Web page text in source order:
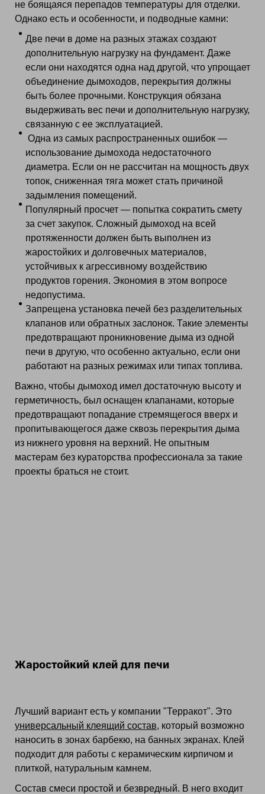
не боящаяся перепадов температуры для отделки.
Однако есть и особенности, и подводные камни:
Две печи в доме на разных этажах создают
дополнительную нагрузку на фундамент. Даже
если они находятся одна над другой, что упрощает
объединение дымоходов, перекрытия должны
быть более прочными. Конструкция обязана
выдерживать вес печи и дополнительную нагрузку,
связанную с ее эксплуатацией.
Одна из самых распространенных ошибок —
использование дымохода недостаточного
диаметра. Если он не рассчитан на мощность двух
топок, сниженная тяга может стать причиной
задымления помещений.
Популярный просчет — попытка сократить смету
за счет закупок. Сложный дымоход на всей
протяженности должен быть выполнен из
жаростойких и долговечных материалов,
устойчивых к агрессивному воздействию
продуктов горения. Экономия в этом вопросе
недопустима.
Запрещена установка печей без разделительных
клапанов или обратных заслонок. Такие элементы
предотвращают проникновение дыма из одной
печи в другую, что особенно актуально, если они
работают на разных режимах или типах топлива.
Важно, чтобы дымоход имел достаточную высоту и
герметичность, был оснащен клапанами, которые
предотвращают попадание стремящегося вверх и
пропитывающегося даже сквозь перекрытия дыма
из нижнего уровня на верхний. Не опытным
мастерам без кураторства профессионала за такие
проекты браться не стоит.
Жаростойкий клей для печи
Лучший вариант есть у компании "Терракот". Это
универсальный клеящий состав, который возможно
наносить в зонах барбекю, на банных экранах. Клей
подходит для работы с керамическим кирпичом и
плиткой, натуральным камнем.
Состав смеси простой и безвредный. В него входит